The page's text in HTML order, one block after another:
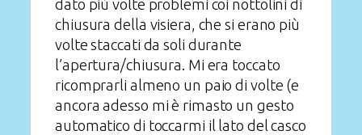
dato più volte problemi coi nottolini di
chiusura della visiera, che si erano più
volte staccati da soli durante
l’apertura/chiusura. Mi era toccato
ricomprarli almeno un paio di volte (e
ancora adesso mi è rimasto un gesto
automatico di toccarmi il lato del casco